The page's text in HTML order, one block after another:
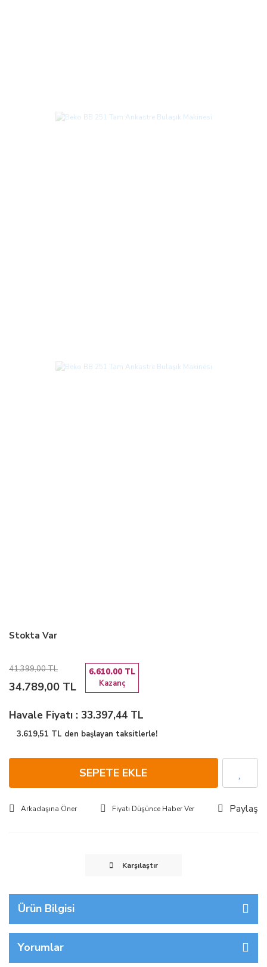
Stokta Var
34.789,00 TL
41.399,00 TL
Kazanç
6.610.00 TL
Havale Fiyatı : 33.397,44 TL
3.619,51 TL den başlayan taksitlerle!
SEPETE EKLE
Arkadaşına Öner Fiyatı Düşünce Haber Ver Paylaş
Karşılaştır
Ürün Bilgisi
Yorumlar